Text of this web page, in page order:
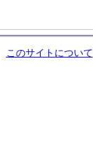
このサイトについて